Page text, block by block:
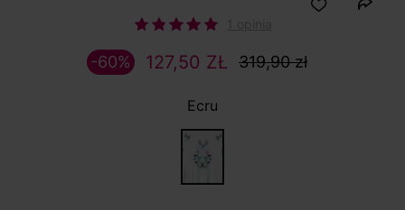
127,50 ZŁ 319,90 zł
-60%
Ecru